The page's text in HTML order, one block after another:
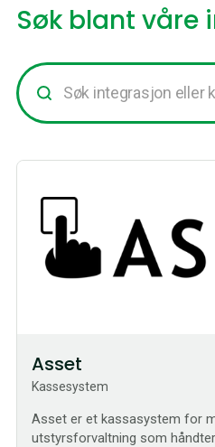
Søk blant våre
Asset
Kassesystem
Asset er et kassasystem for
utstyrsforvaltning som